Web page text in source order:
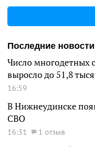
Последние новости
Число многодетных
выросло до 51,8
16:59
В Нижнеудинске
СВО
16:31 1 отзыв